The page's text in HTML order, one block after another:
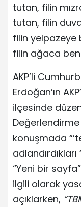
tutan, filin
tutan, filin
filin yelpazeye
filin ağaca
AKP’li
Erdoğan’ın
ilçesinde
Değerlendirme
konuşmada
“Yeni bir
ilgili olarak
açıklarken,